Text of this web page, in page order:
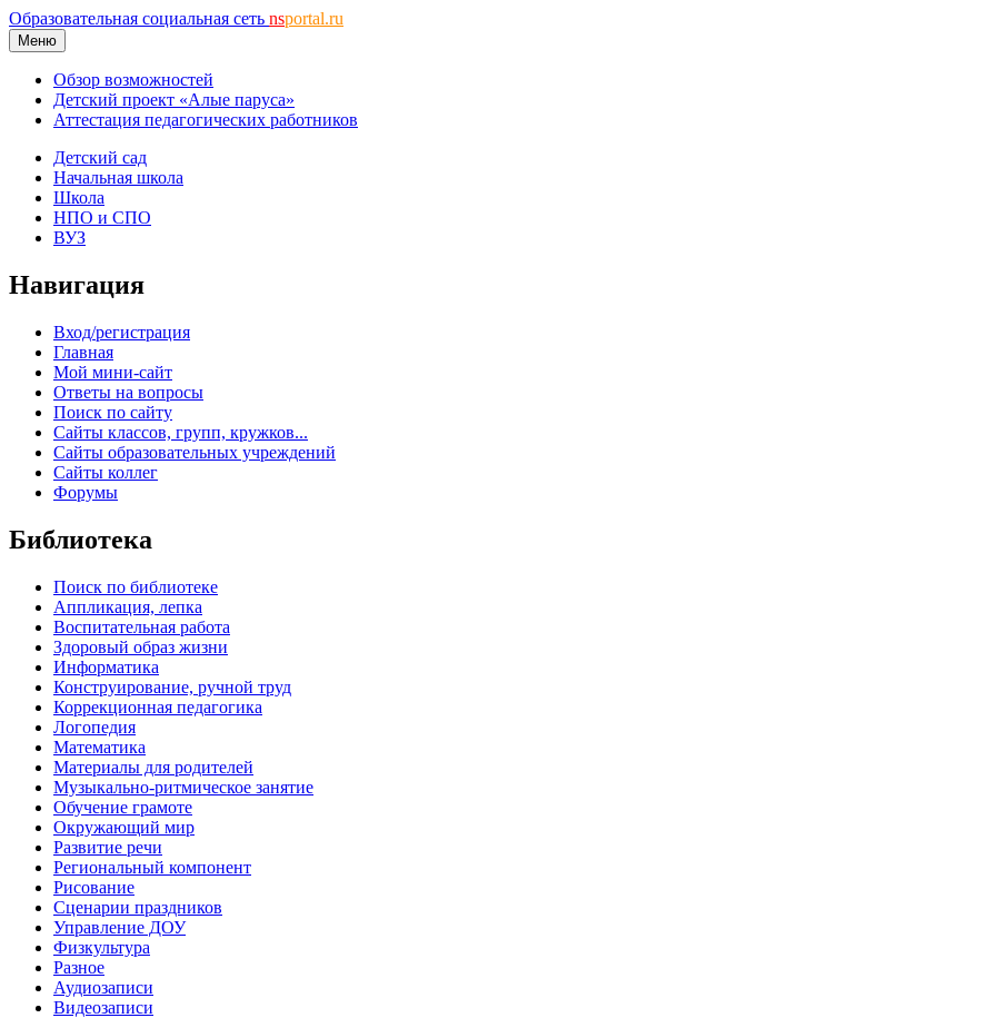
Образовательная социальная сеть nsportal.ru
Меню
Обзор возможностей
Детский проект «Алые паруса»
Аттестация педагогических работников
Детский сад
Начальная школа
Школа
НПО и СПО
ВУЗ
Навигация
Вход/регистрация
Главная
Мой мини-сайт
Ответы на вопросы
Поиск по сайту
Сайты классов, групп, кружков...
Сайты образовательных учреждений
Сайты коллег
Форумы
Библиотека
Поиск по библиотеке
Аппликация, лепка
Воспитательная работа
Здоровый образ жизни
Информатика
Конструирование, ручной труд
Коррекционная педагогика
Логопедия
Математика
Материалы для родителей
Музыкально-ритмическое занятие
Обучение грамоте
Окружающий мир
Развитие речи
Региональный компонент
Рисование
Сценарии праздников
Управление ДОУ
Физкультура
Разное
Аудиозаписи
Видеозаписи